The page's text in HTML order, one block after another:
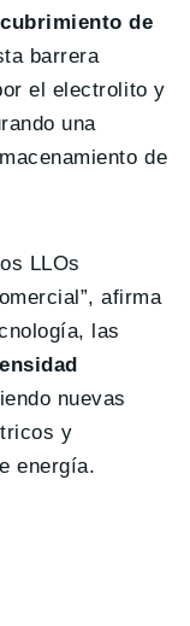
de
barrera
el electrolito y
una
de
LLOs
afirma
las
nuevas
y
energía.